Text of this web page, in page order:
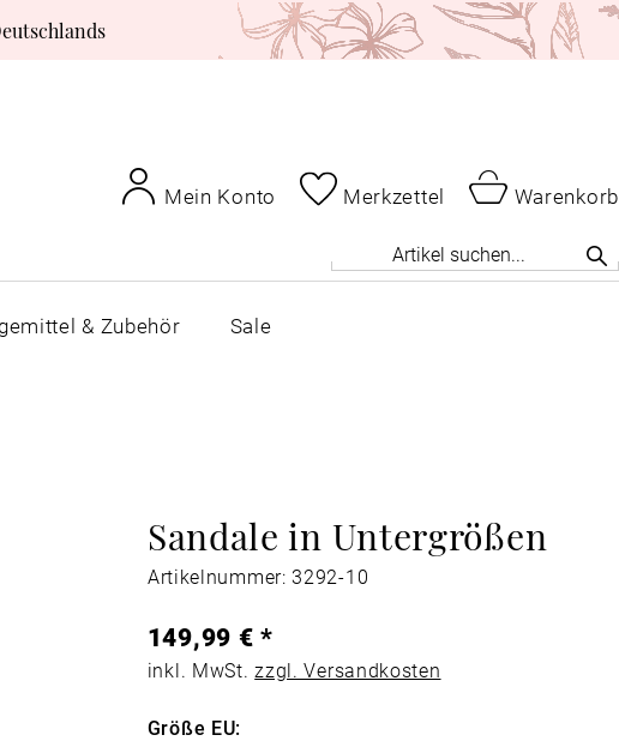
Mein Konto Merkzettel
Warenkorb
& Zubehör Sale
Sandale in Untergrößen
Artikelnummer: 3292-10
149,99 € *
inkl. MwSt.zzgl. Versandkosten
Größe EU: